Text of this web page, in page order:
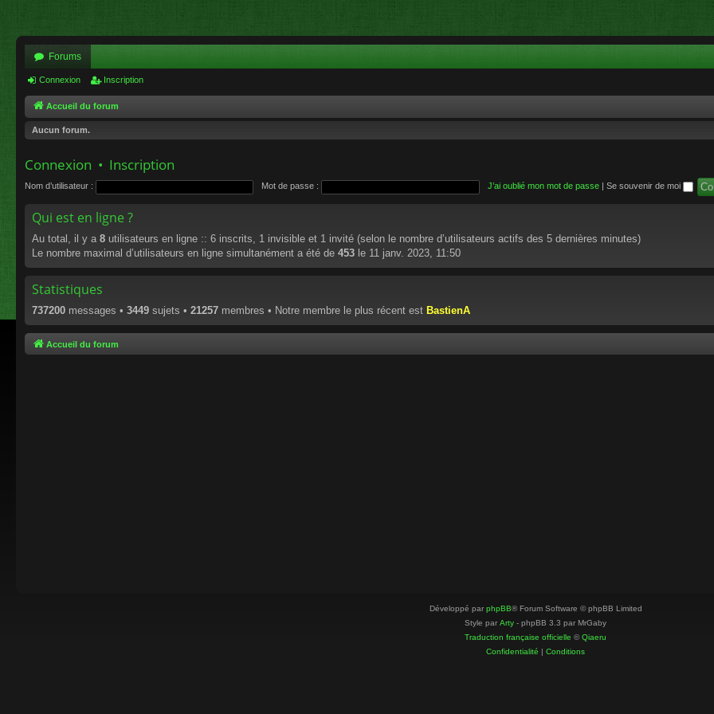
Forums
Connexion Inscription
Accueil du forum
Aucun forum.
Connexion • Inscription
Nom d’utilisateur : Mot de passe : J’ai oublié mon mot de passe Se souvenir de moi
Qui est en ligne ?
Au total, il y a 8 utilisateurs en ligne :: 6 inscrits, 1 invisible et 1 invité (selon le nombre d’utilisateurs actifs des 5 dernières minutes)
Le nombre maximal d’utilisateurs en ligne simultanément a été de 453 le 11 janv. 2023, 11:50
Statistiques
737200 messages • 3449 sujets • 21257 membres • Notre membre le plus récent est BastienA
Accueil du forum
Développé par phpBB® Forum Software © phpBB Limited
Style par Arty - phpBB 3.3 par MrGaby
Traduction française officielle ©Qiaeru
Confidentialité | Conditions